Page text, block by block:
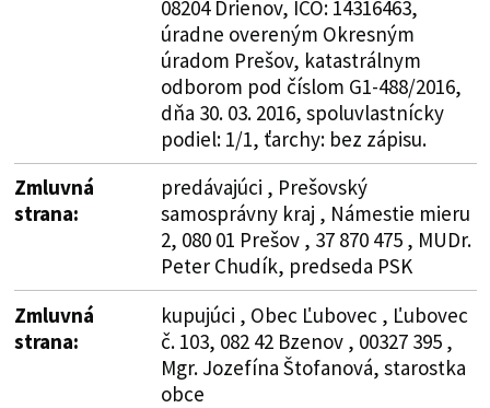
08204 Drienov, IČO: 14316463,
úradne overeným Okresným
úradom Prešov, katastrálnym
odborom pod číslom G1-488/2016,
dňa 30. 03. 2016, spoluvlastnícky
podiel: 1/1, ťarchy: bez zápisu.
Zmluvná
strana:
predávajúci , Prešovský
samosprávny kraj , Námestie mieru
2, 080 01 Prešov , 37 870 475 , MUDr.
Peter Chudík, predseda PSK
Zmluvná
strana:
kupujúci , Obec Ľubovec , Ľubovec
č. 103, 082 42 Bzenov , 00327 395 ,
Mgr. Jozefína Štofanová, starostka
obce